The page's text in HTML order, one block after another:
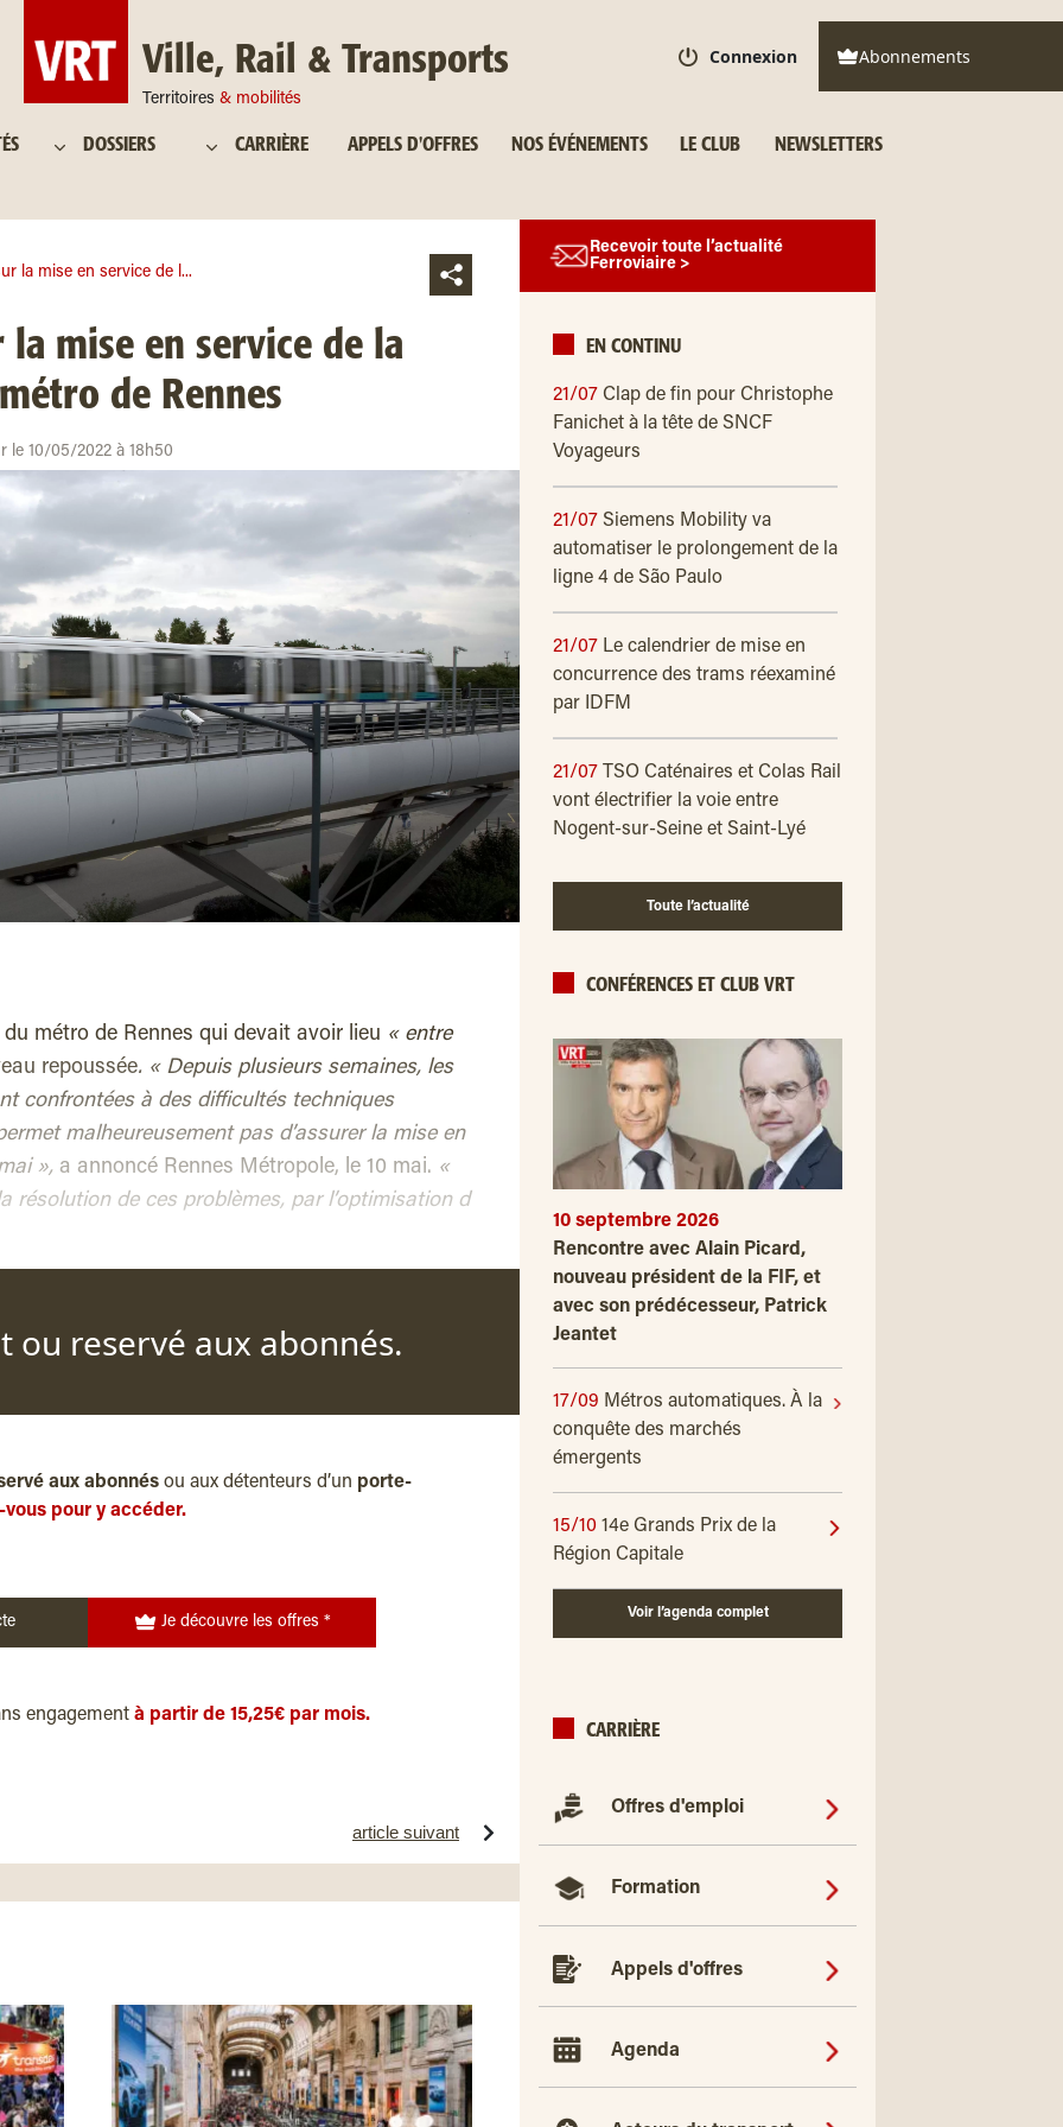
Ville, Rail & Transports
Territoires & mobilités
Connexion Abonnements
DOSSIERS CARRIÈRE APPELS D'OFFRES NOS ÉVÉNEMENTS LE CLUB NEWSLETTERS
la mise en service de l...
mise en service de la
de Rennes
le 10/05/2022 à 18h50
métro de Rennes qui devait avoir lieu « entre
repoussée. « Depuis plusieurs semaines, les
confrontées à des difficultés techniques
malheureusement pas d’assurer la mise en
», a annoncé Rennes Métropole, le 10 mai. «
résolution de ces problèmes, par l’optimisation d
ou reservé aux abonnés.
aux abonnés ou aux détenteurs d’un porte-
pour y accéder.
Je découvre les offres *
engagement à partir de 15,25€ par mois.
article suivant
Recevoir toute l’actualité
Ferroviaire >
EN CONTINU
21/07 Clap de fin pour Christophe
Fanichet à la tête de SNCF
Voyageurs
21/07 Siemens Mobility va
automatiser le prolongement de la
ligne 4 de São Paulo
21/07 Le calendrier de mise en
concurrence des trams réexaminé
par IDFM
21/07
TSO Caténaires et Colas Rail
vont électrifier la voie entre
Nogent-sur-Seine et Saint-Lyé
Toute l’actualité
CONFÉRENCES ET CLUB VRT
10 septembre 2026
Rencontre avec Alain Picard,
nouveau président de la FIF, et
avec son prédécesseur, Patrick
Jeantet
17/09 Métros automatiques. À la
conquête des marchés
émergents
15/10 14e Grands Prix de la
Région Capitale
Voir l’agenda complet
CARRIÈRE
Offres d'emploi
Formation
Appels d'offres
Agenda